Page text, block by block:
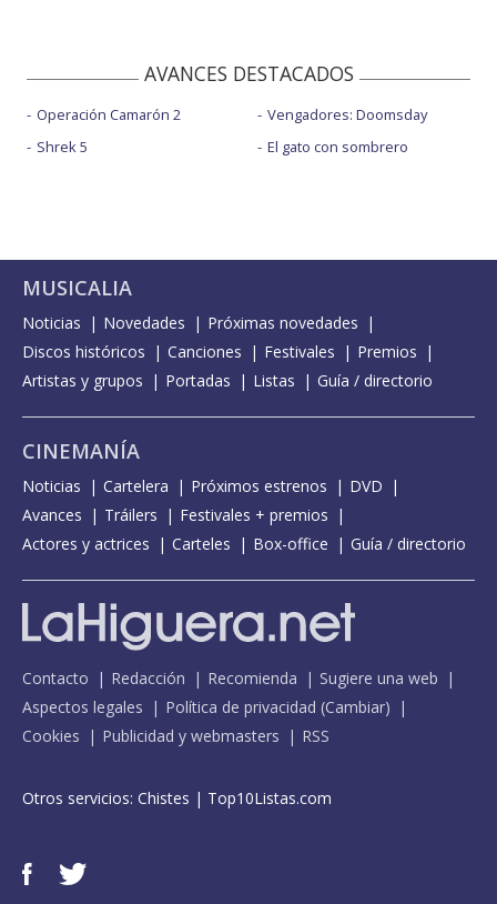
AVANCES DESTACADOS
Operación Camarón 2
Shrek 5
Vengadores: Doomsday
El gato con sombrero
MUSICALIA
Noticias Novedades
Próximas novedades
Discos históricos
Canciones Festivales
Premios
Artistas y grupos
Portadas Listas Guía / directorio
CINEMANÍA
Noticias Cartelera Próximos estrenos
DVD
Avances
Tráilers
Festivales + premios
Actores y actrices
Carteles Box-office Guía / directorio
Contacto Redacción Recomienda
Sugiere una web
Aspectos legales
Política de privacidad (Cambiar)
Cookies
Publicidad y webmasters RSS
Otros servicios: Chistes | Top10Listas.com